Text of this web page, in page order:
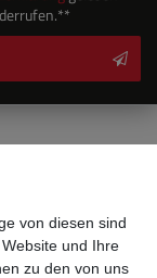
von diesen sind
und Ihre
zu den von uns